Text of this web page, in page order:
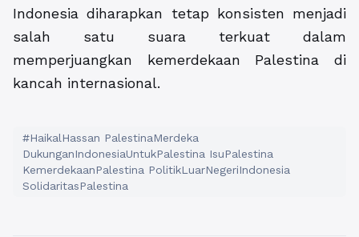
Indonesia diharapkan tetap konsisten menjadi
salah satu suara terkuat dalam
memperjuangkan kemerdekaan Palestina di
kancah internasional.
#HaikalHassan PalestinaMerdeka
DukunganIndonesiaUntukPalestina IsuPalestina
KemerdekaanPalestina PolitikLuarNegeriIndonesia
SolidaritasPalestina